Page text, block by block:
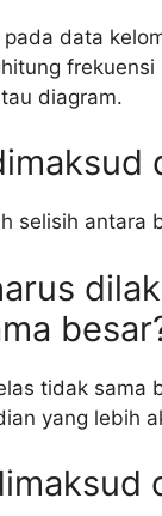
data
diagram.
selisih
tidak sama
yang lebih